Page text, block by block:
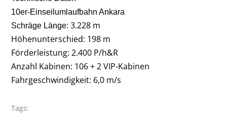
10er-Einseilumlaufbahn Ankara
Schräge Länge:3.228 m
Höhenunterschied: 198 m
Förderleistung: 2.400 P/h&R
Anzahl Kabinen: 106 + 2 VIP-Kabinen
Fahrgeschwindigkeit: 6,0 m/s
Tags: